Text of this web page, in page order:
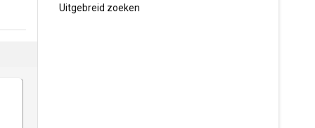
Uitgebreid zoeken